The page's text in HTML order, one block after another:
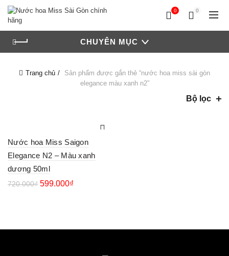
0 0
CHUYÊN MỤC
Trang chủ
Sản phẩm được gắn thẻ “nước hoa miss sài gòn
elegance màu xanh n2”
Bộ lọc
Nước hoa Miss Saigon
Elegance N2 – Màu xanh
dương 50ml
720.000₫ 599.000₫